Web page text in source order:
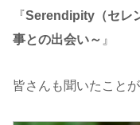
『Serendipity（セレ
事との出会い～ 』
皆さんも聞いたこと